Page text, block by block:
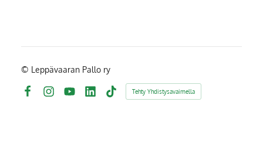
© Leppävaaran Pallo ry
LinkedInTikTok
Tehty Yhdistysavaimella